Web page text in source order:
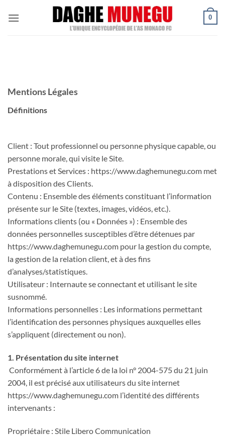
0
Mentions Légales
Définitions
Client : Tout professionnel ou personne physique capable, ou
personne morale, qui visite le Site.
Prestations et Services : https://www.daghemunegu.com met
à disposition des Clients.
Contenu : Ensemble des éléments constituant l’information
présente sur le Site (textes, images, vidéos, etc.).
Informations clients (ou « Données ») : Ensemble des
données personnelles susceptibles d’être détenues par
https://www.daghemunegu.com pour la gestion du compte,
la gestion de la relation client, et à des fins
d’analyses/statistiques.
Utilisateur : Internaute se connectant et utilisant le site
susnommé.
Informations personnelles : Les informations permettant
l’identification des personnes physiques auxquelles elles
s’appliquent (directement ou non).
1. Présentation du site internet
Conformément à l’article 6 de la loi n° 2004-575 du 21 juin
2004, il est précisé aux utilisateurs du site internet
https://www.daghemunegu.com l’identité des différents
intervenants :
Propriétaire : Stile Libero Communication